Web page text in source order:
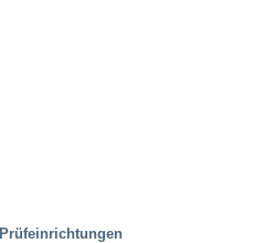
Prüfeinrichtungen